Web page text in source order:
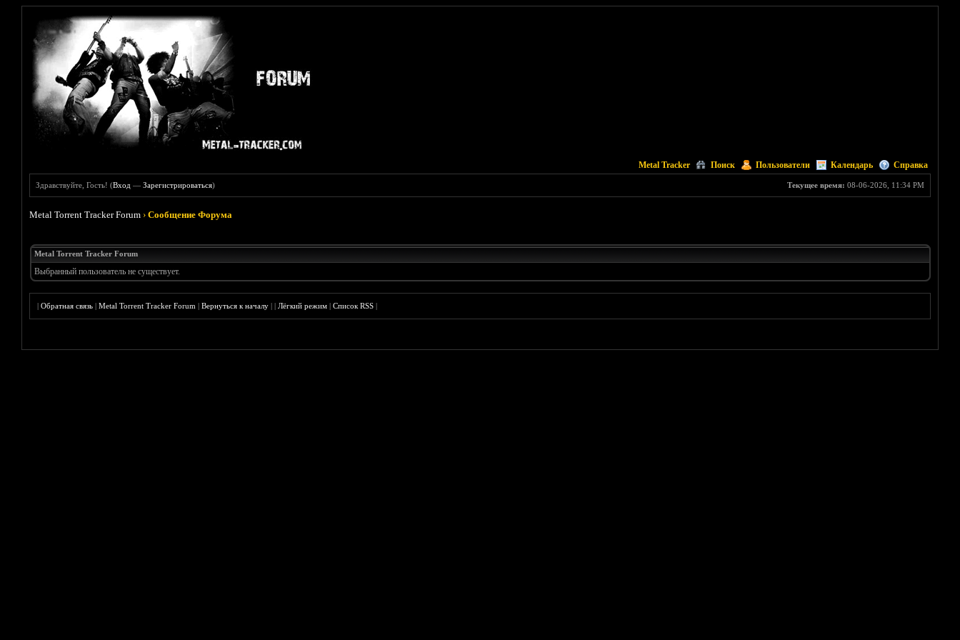
Metal Tracker Поиск Пользователи Календарь Справка
Текущее время: 08-06-2026, 11:34 PM
Здравствуйте, Гость! (Вход —Зарегистрироваться)
Metal Torrent Tracker Forum ›Сообщение Форума
Metal Torrent Tracker Forum
Выбранный пользователь не существует.
|Обратная связь |Metal Torrent Tracker Forum |Вернуться к началу ||Лёгкий режим |Список RSS |